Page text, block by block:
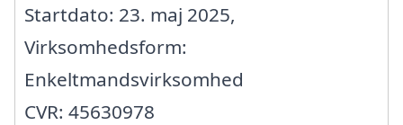
Startdato: 23. maj 2025,
Virksomhedsform:
Enkeltmandsvirksomhed
CVR: 45630978